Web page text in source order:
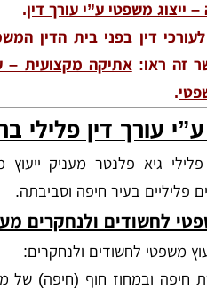
ייצוג משפטי ע”י עורך דין.
דין בפני בית הדין
זה ראו:אתיקה מקצועית –
.
עורך דין פלילי
גיא פלנטר מעניק ייעוץ
פליליים בעיר חיפה וסביבתה.
לחשודים ולנחקרים
משפטי לחשודים ולנחקרים:
חיפה ובמחוז חוף (חיפה) של